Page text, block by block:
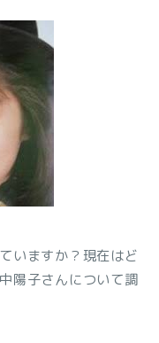
いますか？現在はど
陽子さんについて調